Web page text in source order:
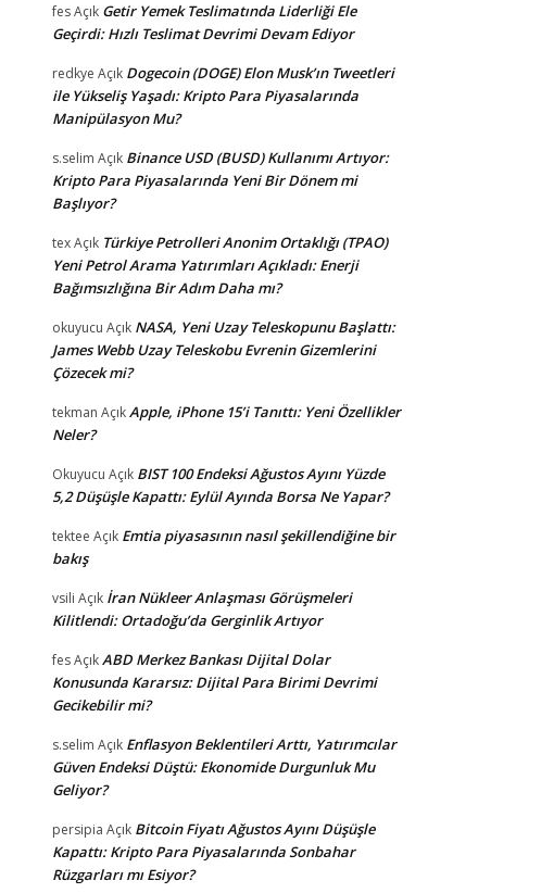
fesAçık Getir Yemek Teslimatında Liderliği Ele
Geçirdi: Hızlı Teslimat Devrimi Devam Ediyor
redkye Açık Dogecoin (DOGE) Elon Musk’ın Tweetleri
ile Yükseliş Yaşadı: Kripto Para Piyasalarında
Manipülasyon Mu?
s.selim Açık Binance USD (BUSD) Kullanımı Artıyor:
Kripto Para Piyasalarında Yeni Bir Dönem mi
Başlıyor?
texAçık Türkiye Petrolleri Anonim Ortaklığı (TPAO)
Yeni Petrol Arama Yatırımları Açıkladı: Enerji
Bağımsızlığına Bir Adım Daha mı?
okuyucu Açık NASA, Yeni Uzay Teleskopunu Başlattı:
James Webb Uzay Teleskobu Evrenin Gizemlerini
Çözecek mi?
tekman AçıkApple, iPhone 15’i Tanıttı: Yeni Özellikler
Neler?
Okuyucu Açık BIST 100 Endeksi Ağustos Ayını Yüzde
5,2 Düşüşle Kapattı: Eylül Ayında Borsa Ne Yapar?
tektee Açık Emtia piyasasının nasıl şekillendiğine bir
bakış
vsili Açık İran Nükleer Anlaşması Görüşmeleri
Kilitlendi: Ortadoğu’da Gerginlik Artıyor
fesAçıkABD Merkez Bankası Dijital Dolar
Konusunda Kararsız: Dijital Para Birimi Devrimi
Gecikebilir mi?
s.selim Açık Enflasyon Beklentileri Arttı, Yatırımcılar
Güven Endeksi Düştü: Ekonomide Durgunluk Mu
Geliyor?
persipia Açık Bitcoin Fiyatı Ağustos Ayını Düşüşle
Kapattı: Kripto Para Piyasalarında Sonbahar
Rüzgarları mı Esiyor?